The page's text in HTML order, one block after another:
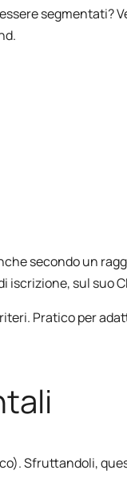
segmentati?
secondo un
iscrizione, sul suo
Pratico per
Sfruttandoli,